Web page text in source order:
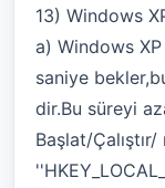
13) Windows
a) Windows
saniye
dir.Bu süreyi
Başlat/